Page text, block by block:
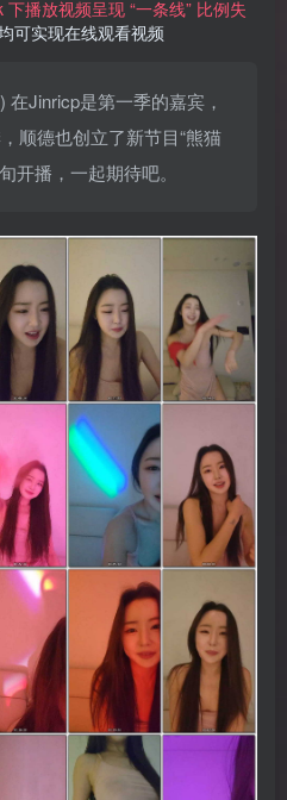
下播放视频呈现 “一条线” 比例失
可实现在线观看视频
在Jinricp是第一季的嘉宾，
顺德也创立了新节目“熊猫
开播，一起期待吧。